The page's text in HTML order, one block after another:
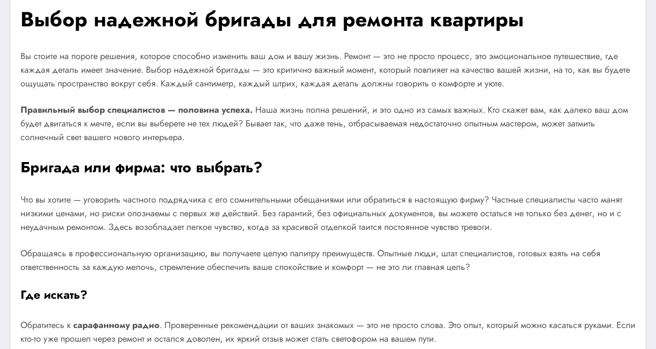
Выбор надежной бригады для ремонта квартиры
Вы стоите на пороге решения, которое способно изменить ваш дом и вашу жизнь. Ремонт — это не просто процесс, это эмоциональное путешествие, где
каждая деталь имеет значение. Выбор надежной бригады — это критично важный момент, который повлияет на качество вашей жизни, на то, как вы будете
ощущать пространство вокруг себя. Каждый сантиметр, каждый штрих, каждая деталь должны говорить о комфорте и уюте.
Правильный выбор специалистов — половина успеха. Наша жизнь полна решений, и это одно из самых важных. Кто скажет вам, как далеко ваш дом
будет двигаться к мечте, если вы выберете не тех людей? Бывает так, что даже тень, отбрасываемая недостаточно опытным мастером, может затмить
солнечный свет вашего нового интерьера.
Бригада или фирма: что выбрать?
Что вы хотите — уговорить частного подрядчика с его сомнительными обещаниями или обратиться в настоящую фирму? Частные специалисты часто манят
низкими ценами, но риски опознаемы с первых же действий. Без гарантий, без официальных документов, вы можете остаться не только без денег, но и с
неудачным ремонтом. Здесь возобладает легкое чувство, когда за красивой отделкой таится постоянное чувство тревоги.
Обращаясь в профессиональную организацию, вы получаете целую палитру преимуществ. Опытные люди, штат специалистов, готовых взять на себя
ответственность за каждую мелочь, стремление обеспечить ваше спокойствие и комфорт — не это ли главная цель?
Где искать?
Обратитесь ксарафанному радио. Проверенные рекомендации от ваших знакомых — это не просто слова. Это опыт, который можно касаться руками. Если
кто-то уже прошел через ремонт и остался доволен, их яркий отзыв может стать светофором на вашем пути.